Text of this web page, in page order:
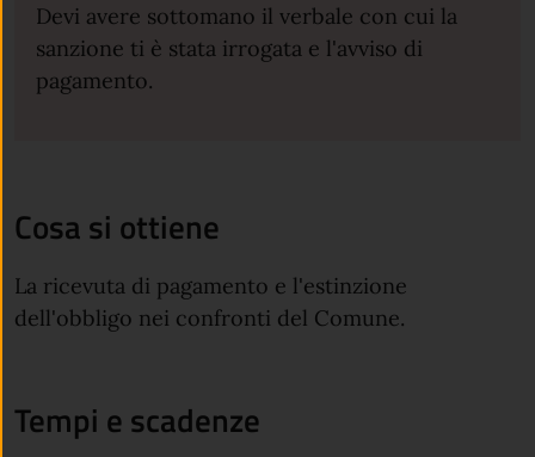
Devi avere sottomano il verbale con cui la
sanzione ti è stata irrogata e l'avviso di
pagamento.
Cosa si ottiene
La ricevuta di pagamento e l'estinzione
dell'obbligo nei confronti del Comune.
Tempi e scadenze